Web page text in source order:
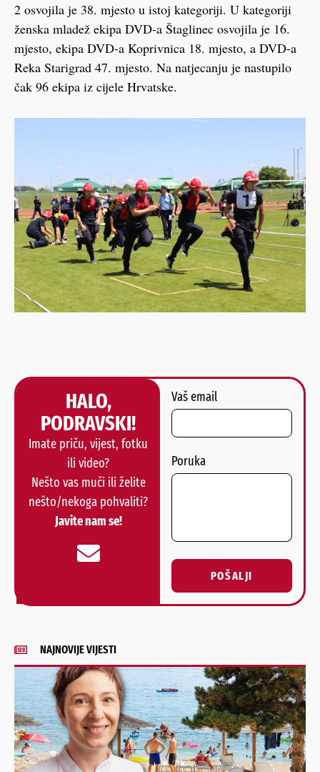
2 osvojila je 38. mjesto u istoj kategoriji. U kategoriji
ženska mladež ekipa DVD-a Štaglinec osvojila je 16.
mjesto, ekipa DVD-a Koprivnica 18. mjesto, a DVD-a
Reka Starigrad 47. mjesto. Na natjecanju je nastupilo
čak 96 ekipa iz cijele Hrvatske.
HALO,
PODRAVSKI!
Imate priču, vijest, fotku
ili video?
Nešto vas muči ili želite
nešto/nekoga pohvaliti?
Javite nam se!
Vaš email
Poruka
POŠALJI
Alternative:
NAJNOVIJE VIJESTI